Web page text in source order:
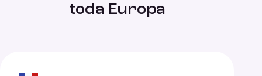
toda Europa